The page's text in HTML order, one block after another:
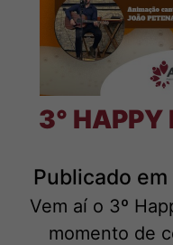
3° HAPPY
Publicado
Vem aí o 3º
momento de